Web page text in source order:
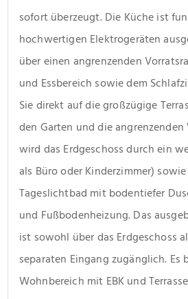
sofort überzeugt. Die Küche ist
hochwertigen Elektrogeräten
über einen angrenzenden
und Essbereich sowie dem
Sie direkt auf die großzügige
den Garten und die angrenzenden
wird das Erdgeschoss durch ein
als Büro oder Kinderzimmer)
Tageslichtbad mit bodentiefer
und Fußbodenheizung. Das
ist sowohl über das Erdgeschoss
separaten Eingang zugänglich. Es
Wohnbereich mit EBK und